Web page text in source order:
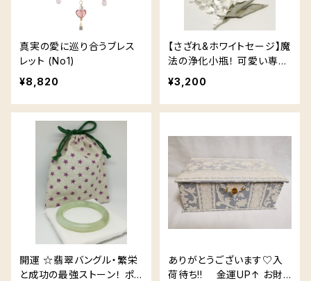
真実の愛に巡り合うブレス
レット (No1)
¥8,820
【さざれ&ホワイトセージ】魔
法の浄化小瓶！ 可愛い専用
ポーチ付き ♡
¥3,200
開運 ☆翡翠バングル・繁栄
と成功の最強ストーン！ ポ
ありがとうございます♡入
荷待ち!! 金運UP↑ お財